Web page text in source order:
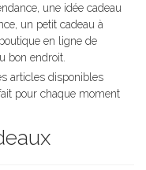
une idée cadeau
, un petit cadeau à
en ligne de
bon endroit.
articles disponibles
pour chaque moment